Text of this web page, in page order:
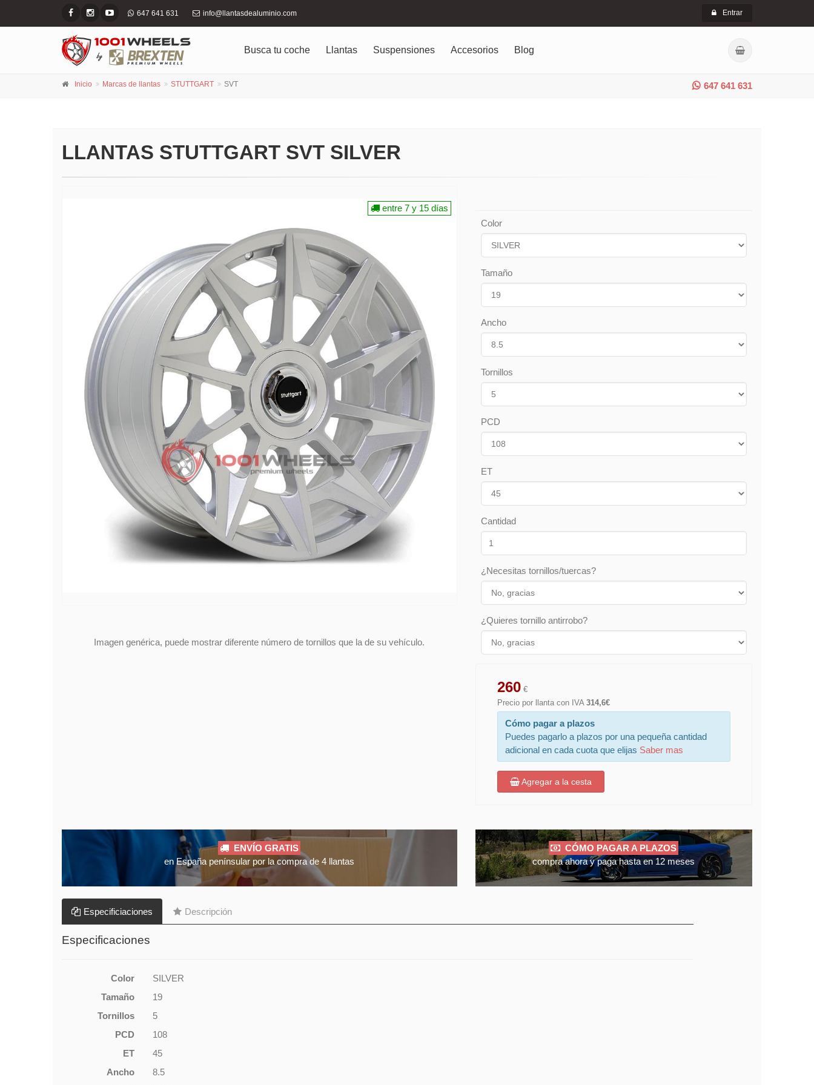
647 641 631 info@llantasdealuminio.com Entrar
Busca tu coche Llantas Suspensiones Accesorios Blog
647 641 631
Inicio Marcas de llantas STUTTGART SVT
LLANTAS STUTTGART SVT SILVER
Imagen genérica, puede mostrar diferente número de tornillos que la de su vehículo.
entre 7 y 15 días
Color
Tamaño
Ancho
Tornillos
PCD
ET
Cantidad
¿Necesitas tornillos/tuercas?
¿Quieres tornillo antirrobo?
260 €
Precio por llanta con IVA 314,6€
Cómo pagar a plazos
Puedes pagarlo a plazos por una pequeña cantidad
adicional en cada cuota que elijas Saber mas
Agregar a la cesta
ENVÍO GRATIS
en España penínsular por la compra de 4 llantas
CÓMO PAGAR A PLAZOS
compra ahora y paga hasta en 12 meses
Especificiaciones Descripción
Especificaciones
Color
SILVER
Tamaño
19
Tornillos
5
PCD
108
ET
45
Ancho
8.5